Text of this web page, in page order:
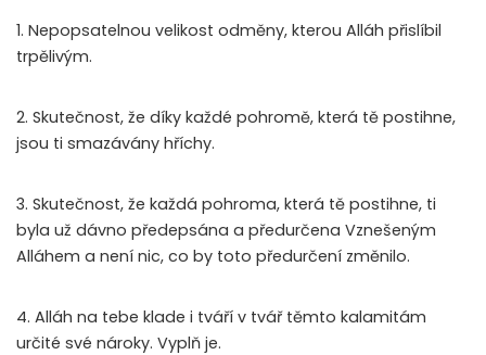
1. Nepopsatelnou velikost odměny, kterou Alláh přislíbil
trpělivým.
2. Skutečnost, že díky každé pohromě, která tě postihne,
jsou ti smazávány hříchy.
3. Skutečnost, že každá pohroma, která tě postihne, ti
byla už dávno předepsána a předurčena Vznešeným
Alláhem a není nic, co by toto předurčení změnilo.
4. Alláh na tebe klade i tváří v tvář těmto kalamitám
určité své nároky. Vyplň je.